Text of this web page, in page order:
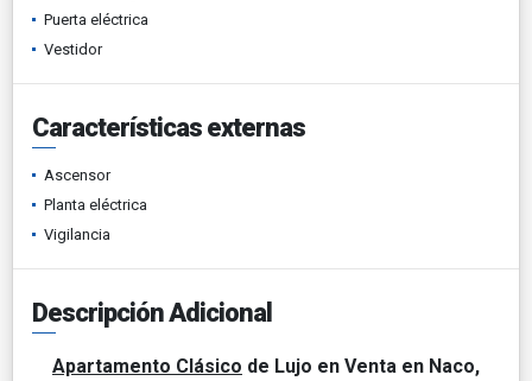
Puerta eléctrica
Vestidor
Características externas
Ascensor
Planta eléctrica
Vigilancia
Descripción Adicional
Apartamento Clásico de Lujo en Venta en Naco,